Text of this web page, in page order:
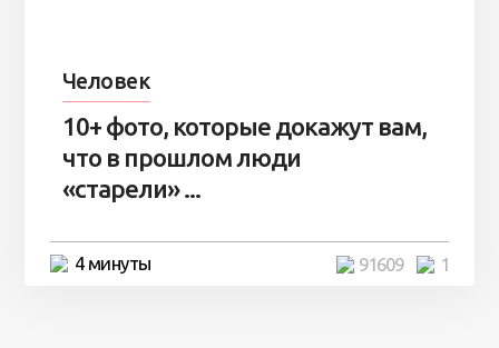
Человек
10+ фото, которые докажут вам,
что в прошлом люди
«старели» ...
4 минуты 1
91609